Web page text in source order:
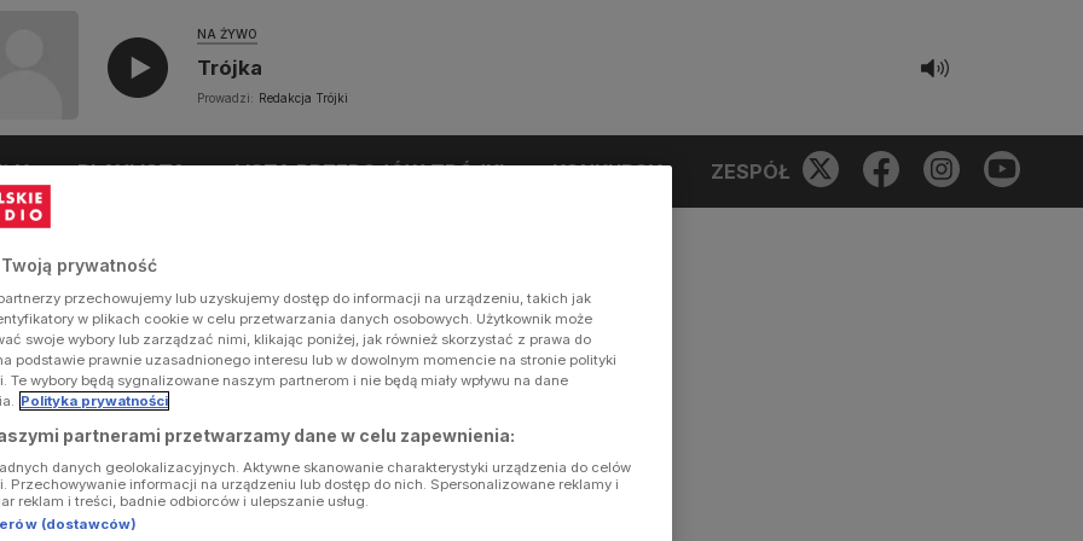
NA ŻYWO
Trójka
Prowadzi: Redakcja Trójki
PLAYLISTA LISTA PRZEBOJÓW TRÓJKI KONKURSY ZESPÓŁ
Twoją prywatność
przechowujemy lub uzyskujemy dostęp do informacji na urządzeniu, takich jak
w plikach cookie w celu przetwarzania danych osobowych. Użytkownik może
swoje wybory lub zarządzać nimi, klikając poniżej, jak również skorzystać z prawa do
podstawie prawnie uzasadnionego interesu lub w dowolnym momencie na stronie polityki
Te wybory będą sygnalizowane naszym partnerom i nie będą miały wpływu na dane
Polityka prywatności
partnerami przetwarzamy dane w celu zapewnienia:
danych geolokalizacyjnych. Aktywne skanowanie charakterystyki urządzenia do celów
Przechowywanie informacji na urządzeniu lub dostęp do nich. Spersonalizowane reklamy i
reklam i treści, badnie odbiorców i ulepszanie usług.
(dostawców)